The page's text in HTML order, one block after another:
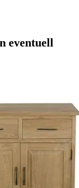
eventuell